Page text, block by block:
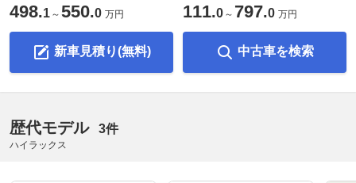
498.1 ～ 550.0 万円
新車見積り(無料)
111.0 ～ 797.0 万円
中古車を検索
歴代モデル 3件
ハイラックス